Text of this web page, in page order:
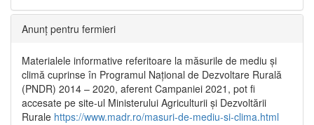
Anunț pentru fermieri
Materialele informative referitoare la măsurile de mediu și
climă cuprinse în Programul Național de Dezvoltare Rurală
(PNDR) 2014 – 2020, aferent Campaniei 2021, pot fi
accesate pe site-ul Ministerului Agriculturii și Dezvoltării
Rurale https://www.madr.ro/masuri-de-mediu-si-clima.html